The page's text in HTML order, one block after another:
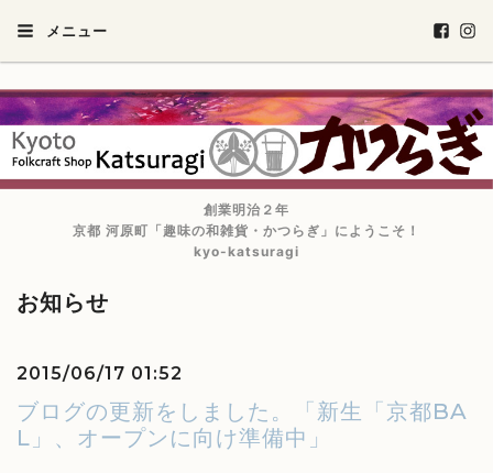
メニュー
創業明治２年
京都 河原町「趣味の和雑貨・かつらぎ」にようこそ！
kyo-katsuragi
お知らせ
2015/06/17 01:52
ブログの更新をしました。「新生「京都BA
L」、オープンに向け準備中」